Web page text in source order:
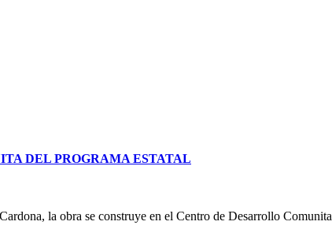
DEL PROGRAMA ESTATAL
la obra se construye en el Centro de Desarrollo